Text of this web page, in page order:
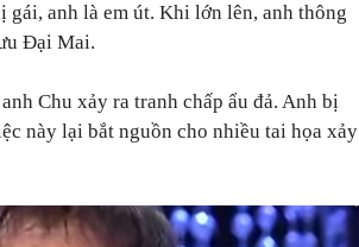
gái, anh là em út. Khi lớn lên, anh thông
Đại Mai.
Chu xảy ra tranh chấp ẩu đả. Anh bị
này lại bắt nguồn cho nhiều tai họa xảy